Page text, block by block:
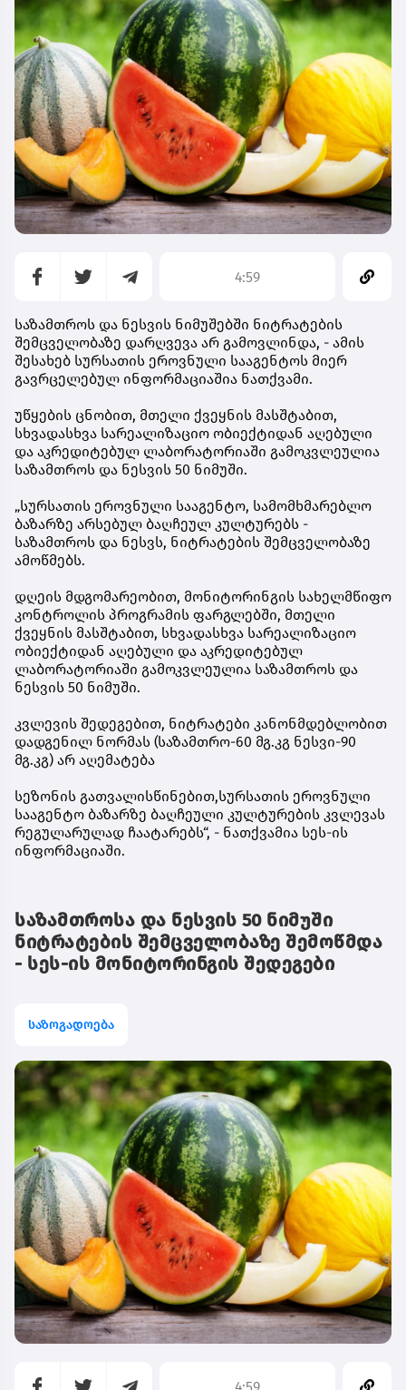
4:59
საზამთროს და ნესვის ნიმუშებში ნიტრატების
შემცველობაზე დარღვევა არ გამოვლინდა, - ამის
შესახებ სურსათის ეროვნული სააგენტოს მიერ
გავრცელებულ ინფორმაციაშია ნათქვამი.
უწყების ცნობით, მთელი ქვეყნის მასშტაბით,
სხვადასხვა სარეალიზაციო ობიექტიდან აღებული
და აკრედიტებულ ლაბორატორიაში გამოკვლეულია
საზამთროს და ნესვის 50 ნიმუში.
„სურსათის ეროვნული სააგენტო, სამომხმარებლო
ბაზარზე არსებულ ბაღჩეულ კულტურებს -
საზამთროს და ნესვს, ნიტრატების შემცველობაზე
ამოწმებს.
დღეის მდგომარეობით, მონიტორინგის სახელმწიფო
კონტროლის პროგრამის ფარგლებში, მთელი
ქვეყნის მასშტაბით, სხვადასხვა სარეალიზაციო
ობიექტიდან აღებული და აკრედიტებულ
ლაბორატორიაში გამოკვლეულია საზამთროს და
ნესვის 50 ნიმუში.
კვლევის შედეგებით, ნიტრატები კანონმდებლობით
დადგენილ ნორმას (საზამთრო-60 მგ.კგ ნესვი-90
მგ.კგ) არ აღემატება
სეზონის გათვალისწინებით,სურსათის ეროვნული
სააგენტო ბაზარზე ბაღჩეული კულტურების კვლევას
რეგულარულად ჩაატარებს“, - ნათქვამია სეს-ის
ინფორმაციაში.
საზამთროსა და ნესვის 50 ნიმუში
ნიტრატების შემცველობაზე შემოწმდა
- სეს-ის მონიტორინგის შედეგები
საზოგადოება
4:59